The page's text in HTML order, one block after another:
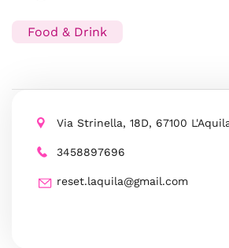
Food & Drink
Via Strinella, 18D, 67100
3458897696
reset.laquila@gmail.com